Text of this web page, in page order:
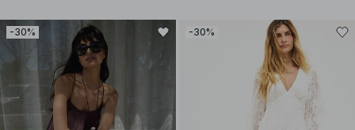
-30% -30%